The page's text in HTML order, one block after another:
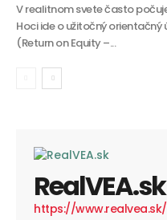
V realitnom svete často
Hoci ide o užitočný orientačný
(Return on Equity –...
RealVEA.sk
https://www.realvea.sk/